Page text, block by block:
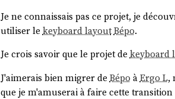
Je ne connaissais pas ce projet, je
utiliser le keyboard layoutBépo.
Je crois savoir que le projet dekeyboard
J'aimerais bien migrer de Bépo àErgo L,
que je m'amuserai à faire cette